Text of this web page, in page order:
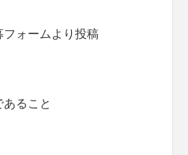
ォームより投稿
ること